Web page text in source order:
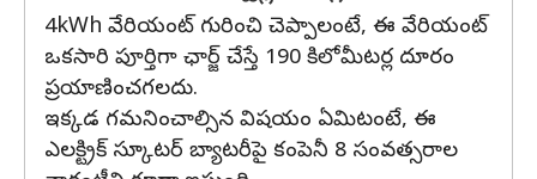
4kWh వేరియంట్ గురించి చెప్పాలంటే, ఈ వేరియంట్
ఒకసారి పూర్తిగా ఛార్జ్ చేస్తే 190 కిలోమీటర్ల దూరం
ప్రయాణించగలదు.
ఇక్కడ గమనించాల్సిన విషయం ఏమిటంటే, ఈ
ఎలక్ట్రిక్ స్కూటర్ బ్యాటరీపై కంపెనీ 8 సంవత్సరాల